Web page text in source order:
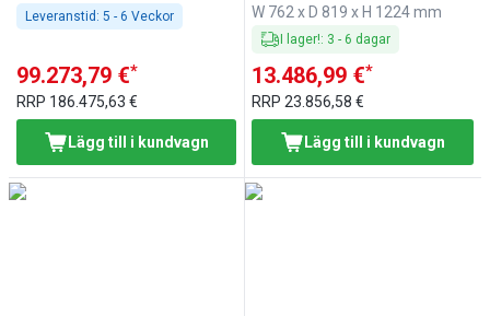
Leveranstid: 5 - 6 Veckor
99.273,79 €*
RRP 186.475,63 €
Lägg till i kundvagn
W 762 x D 819 x H 1224 mm
I lager!: 3 - 6 dagar
13.486,99 €*
RRP23.856,58 €
Lägg till i kundvagn